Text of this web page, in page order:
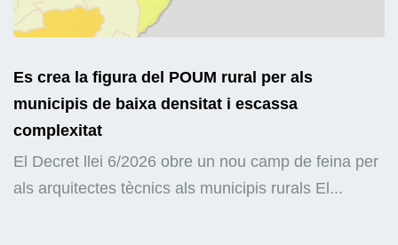
Es crea la figura del POUM rural per als
municipis de baixa densitat i escassa
complexitat
El Decret llei 6/2026 obre un nou camp de feina per
als arquitectes tècnics als municipis rurals El...